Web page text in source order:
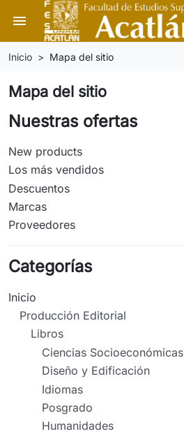
menu
Inicio Mapa del sitio
Mapa del sitio
Nuestras ofertas
New products
Los más vendidos
Descuentos
Marcas
Proveedores
Categorías
Inicio
Producción Editorial
Libros
Ciencias Socioeconómicas
Diseño y Edificación
Idiomas
Posgrado
Humanidades